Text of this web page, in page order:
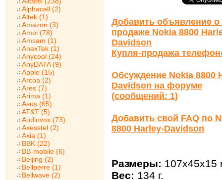
Alphacell (2)
Altek (1)
Amazon (3)
Amoi (78)
Amsam (1)
AnexTek (1)
Anycool (24)
AnyDATA (9)
Apple (15)
Arcoa (2)
Ares (7)
Arima (1)
Asus (65)
AT&T (5)
Audiovox (73)
Axesstel (2)
Axia (1)
BBK (22)
BB-mobile (6)
Beijing (2)
Bellperre (1)
Bellwave (2)
Добавить объявление о
продаже Nokia 8800
Davidson
Купля-продажа
Обсуждение Nokia 8800
Davidson на форуме
(сообщений: 1)
Добавить свой FAQ по
8800 Harley-Davidson
Размеры: 107x45x15
Вес: 134 г.